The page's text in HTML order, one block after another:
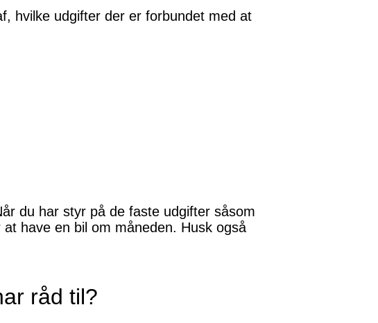
hvilke udgifter der er forbundet med at
du har styr på de faste udgifter såsom
have en bil om måneden. Husk også
råd til?